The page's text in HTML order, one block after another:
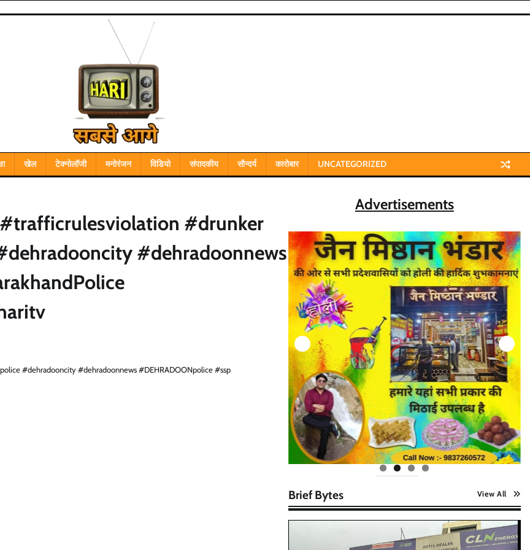
खेल टेक्नोलॉजी मनोरंजन विडियो संपादकीय सौन्दर्य कारोबार UNCATEGORIZED
#drunker
#dehradoonnews
#dehradooncity #dehradoonnews #DEHRADOONpolice #ssp
Advertisements
Brief Bytes View All